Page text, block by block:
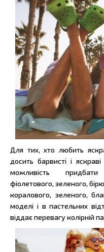
Для тих, хто любить
досить барвисті і
можливість
фіолетового, зеленого,
коралового, зеленого,
моделі і в пастельних
віддає перевагу колірній